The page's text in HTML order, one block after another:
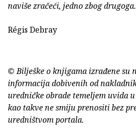
naviše zračeći, jedno zbog drugoga.
Régis Debray
© Bilješke o knjigama izrađene su
informacija dobivenih od
uredničke obrade temeljem uvida
kao takve ne smiju prenositi bez
uredništvom portala.